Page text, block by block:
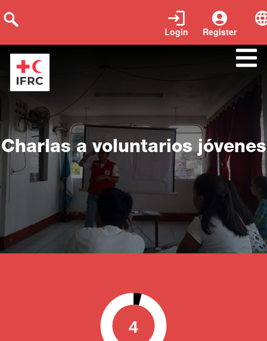
Register
Login
Charlas a voluntarios jóvenes
4
0 100